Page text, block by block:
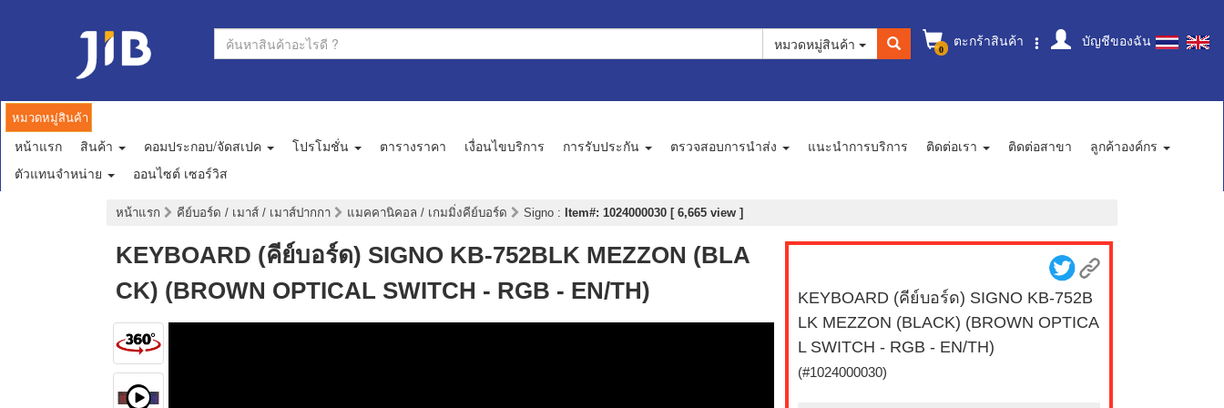
0 ตะกร้าสินค้า บัญชีของฉัน
หมวดหมู่สินค้า
หมวดหมู่สินค้า
หน้าแรก สินค้า คอมประกอบ/จัดสเปค โปรโมชั่น ตารางราคา เงื่อนไขบริการ การรับประกัน ตรวจสอบการนำส่ง แนะนำการบริการ ติดต่อเรา ติดต่อสาขา
ลูกค้าองค์กร
ตัวแทนจำหน่าย
ออนไซต์ เซอร์วิส
หน้าแรก คีย์บอร์ด / เมาส์ / เมาส์ปากกา แมคคานิคอล / เกมมิ่งคีย์บอร์ด Signo : Item#: 1024000030 [ 6,665 view ]
KEYBOARD (คีย์บอร์ด) SIGNO KB-752BLK MEZZON (BLA
CK) (BROWN OPTICAL SWITCH - RGB - EN/TH)
KEYBOARD (คีย์บอร์ด) SIGNO KB-752B
LK MEZZON (BLACK) (BROWN OPTICA
L SWITCH - RGB - EN/TH)
(#1024000030)